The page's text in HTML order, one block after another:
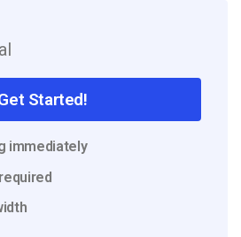
Started!
immediately